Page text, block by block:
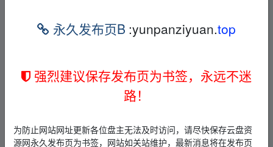
其他
AL
遮天【已更最新】【4k】中文字幕遮天遮天遮
夸
克
5小时前
← 15_1782007000 5小时前
永久发布页B :yunpanziyuan.top
强烈建议保存发布页为书签，永远不迷
路！
为防止网站网址更新各位盘主无法及时访问，请尽快保存云盘资
源网永久发布页为书签，网站如关站维护，最新消息将在发布页